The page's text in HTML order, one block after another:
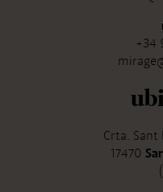
+34
Crta.
17470